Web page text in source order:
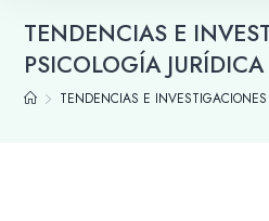
TENDENCIAS E
PSICOLOGÍA
TENDENCIAS E